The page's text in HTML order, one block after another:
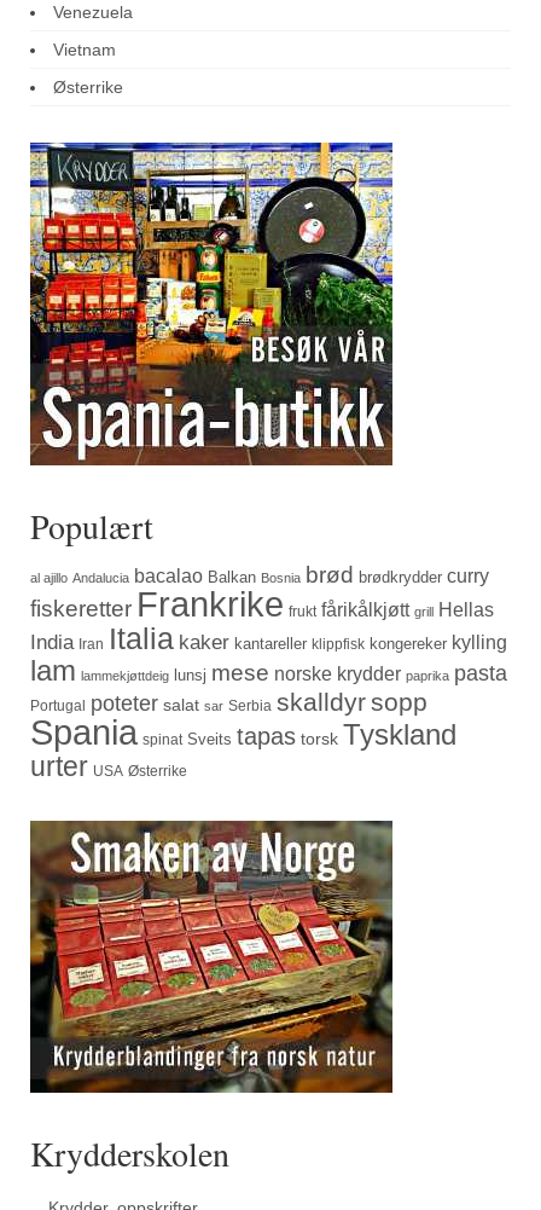
Venezuela
Vietnam
Østerrike
Populært
al ajillo Andalucia bacalao Balkan Bosnia brød brødkrydder curry
fiskeretter Frankrike frukt fårikålkjøtt grill Hellas
India Iran Italia kaker kantareller klippfisk kongereker kylling
lam lammekjøttdeig lunsj mese norske krydder paprika pasta
Portugal poteter salat sar Serbia skalldyrsopp
Spania spinat Sveits tapas torsk Tyskland
urter USA Østerrike
Krydderskolen